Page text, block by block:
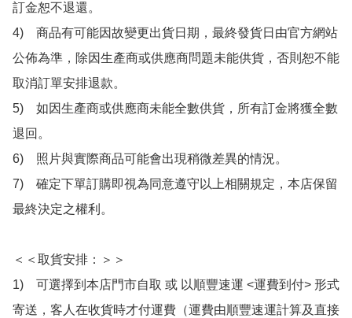
訂金恕不退還。
4)　商品有可能因故變更出貨日期，最終發貨日由官方網站
公佈為準，除因生產商或供應商問題未能供貨，否則恕不能
取消訂單安排退款。
5)　如因生產商或供應商未能全數供貨，所有訂金將獲全數
退回。
6)　照片與實際商品可能會出現稍微差異的情況。
7)　確定下單訂購即視為同意遵守以上相關規定，本店保留
最終決定之權利。
＜＜取貨安排：＞＞
1)　可選擇到本店門市自取 或 以順豐速運 <運費到付> 形式
寄送，客人在收貨時才付運費（運費由順豐速運計算及直接